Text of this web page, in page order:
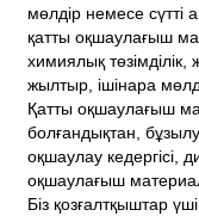
мөлдір немесе сүтті
қатты оқшаулағыш
химиялық төзімділік,
жылтыр, ішінара
Қатты оқшаулағыш
болғандықтан,
оқшаулау кедергісі,
оқшаулағыш
Біз қозғалтқыштар